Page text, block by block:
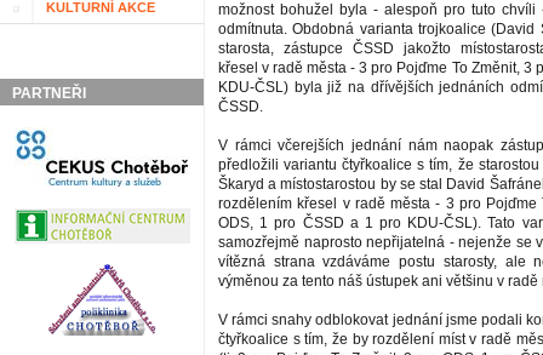
KULTURNÍ AKCE
PARTNEŘI
možnost bohužel byla - alespoň pro tuto chvíli
odmítnuta. Obdobná varianta trojkoalice (David
starosta, zástupce ČSSD jakožto
křesel v radě města - 3 pro Pojďme To Změnit, 3
KDU-ČSL) byla již na dřívějších jednáních
ČSSD.
V rámci včerejších jednání nám naopak
předložili variantu čtyřkoalice s tím, že starostou
Škaryd a místostarostou by se stal David
rozdělením křesel v radě města - 3 pro Pojďme
ODS, 1 pro ČSSD a 1 pro KDU-ČSL). Tato
samozřejmě naprosto nepřijatelná - nejenže se
vítězná strana vzdáváme postu starosty, ale
výměnou za tento náš ústupek ani většinu v radě
V rámci snahy odblokovat jednání jsme podali
čtyřkoalice s tím, že by rozdělení míst v radě